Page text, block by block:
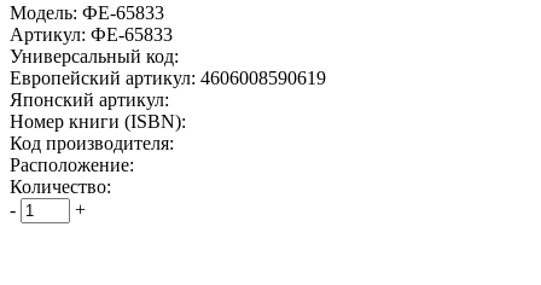
Модель: ФЕ-65833
Артикул: ФЕ-65833
Универсальный код:
Европейский артикул: 4606008590619
Японский артикул:
Номер книги (ISBN):
Код производителя:
Расположение:
Количество:
-
+